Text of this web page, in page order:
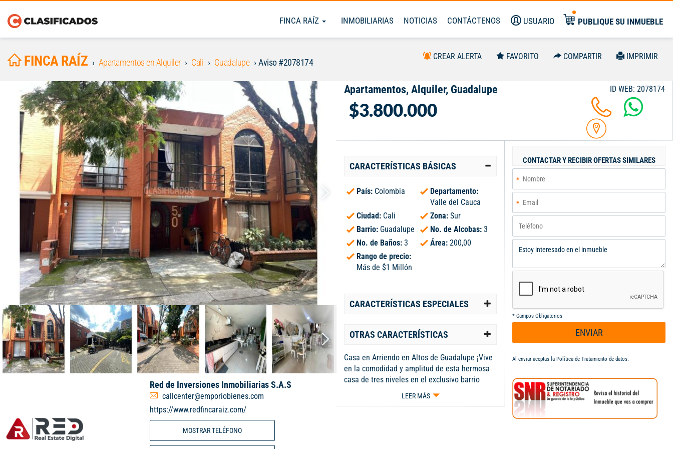
FINCA RAÍZ INMOBILIARIAS NOTICIAS CONTÁCTENOS USUARIO PUBLIQUE SU INMUEBLE
FINCA RAÍZ Apartamentos en Alquiler Cali Guadalupe Aviso #2078174
CREAR ALERTA FAVORITO COMPARTIR IMPRIMIR
Red de Inversiones Inmobiliarias S.A.S
callcenter@emporiobienes.com
https://www.redfincaraiz.com/
MOSTRAR TELÉFONO
Apartamentos, Alquiler, Guadalupe
$3.800.000
ID WEB: 2078174
CARACTERÍSTICAS BÁSICAS
País: Colombia
Departamento:
Valle del Cauca
Ciudad: Cali Zona: Sur
Barrio: Guadalupe No. de Alcobas: 3
No. de Baños: 3 Área: 200,00
Rango de precio:
Más de $1 Millón
CARACTERÍSTICAS ESPECIALES
OTRAS CARACTERÍSTICAS
Casa en Arriendo en Altos de Guadalupe ¡Vive
en la comodidad y amplitud de esta hermosa
casa de tres niveles en el exclusivo barrio
Altos de Guadalupe! Primer Nivel: Amplia sala-
comedor, cocina funcional, zona de oficios,
LEER MÁS
CONTACTAR Y RECIBIR OFERTAS SIMILARES
* Campos Obligatorios
ENVIAR
Al enviar aceptas la Política de Tratamiento de datos.